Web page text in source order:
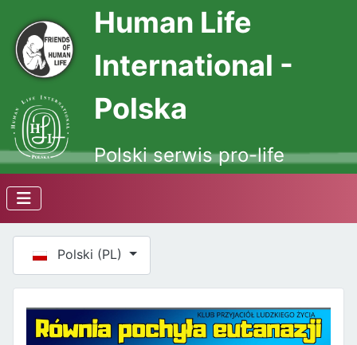
Human Life
International -
Polska
Polski serwis pro-life
Wybierz swój język
Polski (PL)